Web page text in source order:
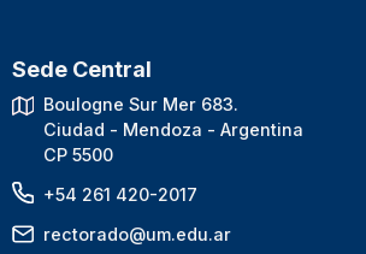
Sede Central
Boulogne Sur Mer 683.
Ciudad - Mendoza - Argentina
CP 5500
+54 261 420-2017
rectorado@um.edu.ar